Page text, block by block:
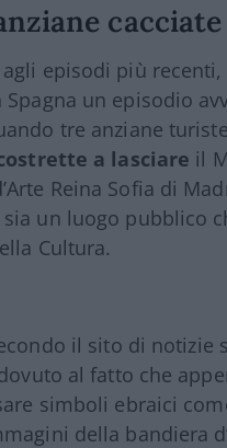
episodi più
Spagna un episodio
tre anziane
a lasciare il
Reina Sofia di
un luogo pubblico
Cultura.
il sito di notizie
al fatto che
simboli ebraici
della bandiera